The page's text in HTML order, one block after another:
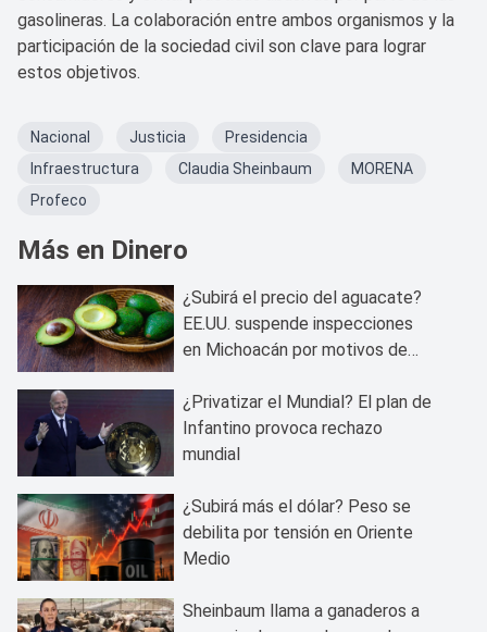
gasolineras. La colaboración entre ambos organismos y la
participación de la sociedad civil son clave para lograr
estos objetivos.
Nacional Justicia
Presidencia
Infraestructura
Claudia Sheinbaum
MORENA
Profeco
Más en Dinero
¿Subirá el precio del aguacate?
EE.UU. suspende inspecciones
en Michoacán por motivos de
¿Privatizar el Mundial? El plan de
Infantino provoca rechazo
mundial
¿Subirá más el dólar? Peso se
debilita por tensión en Oriente
Medio
Sheinbaum llama a ganaderos a